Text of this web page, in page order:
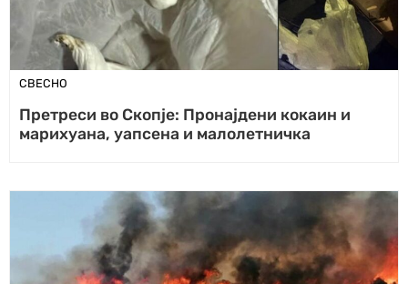
СВЕСНО
Претреси во Скопје: Пронајдени кокаин и
марихуана, уапсена и малолетничка